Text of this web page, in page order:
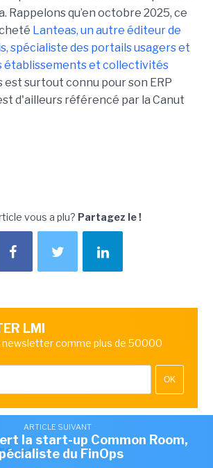
Rappelons qu’en octobre 2025, ce
Lanteas, un autre éditeur de
spécialiste des portails usagers et
établissements et collectivités
est surtout connu pour son ERP
d'ailleurs référencé par la Canut
vous a plu? Partagez le !
LMI
newsletter comme plus de 50000
OK
ARTICLE SUIVANT
la start-up Common Room,
du FinOps